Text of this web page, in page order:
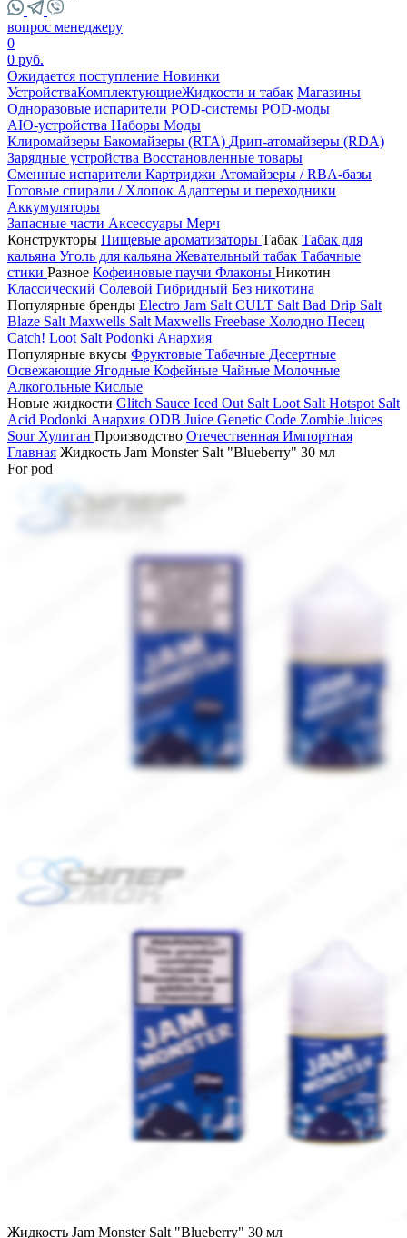
вопрос менеджеру
0
0 руб.
Ожидается поступление Новинки
УстройстваКомплектующиеЖидкости и табак Магазины
Одноразовые испарители POD-системы POD-моды
AIO-устройства Наборы Моды
Клиромайзеры Бакомайзеры (RTA) Дрип-атомайзеры (RDA)
Зарядные устройства Восстановленные товары
Сменные испарители Картриджи Атомайзеры / RBA-базы
Готовые спирали / Хлопок Адаптеры и переходники
Аккумуляторы
Запасные части Аксессуары Мерч
Конструкторы Пищевые ароматизаторы Табак Табак для
кальяна Уголь для кальяна Жевательный табак Табачные
стики Разное Кофеиновые паучи Флаконы Никотин
Классический Солевой Гибридный Без никотина
Популярные бренды Electro Jam Salt CULT Salt Bad Drip Salt
Blaze Salt Maxwells Salt Maxwells Freebase Холодно Песец
Catch! Loot Salt Podonki Анархия
Популярные вкусы Фруктовые Табачные Десертные
Освежающие Ягодные Кофейные Чайные Молочные
Алкогольные Кислые
Новые жидкости Glitch Sauce Iced Out Salt Loot Salt Hotspot Salt
Acid Podonki Анархия ODB Juice Genetic Code Zombie Juices
Sour Хулиган Производство Отечественная Импортная
Главная Жидкость Jam Monster Salt "Blueberry" 30 мл
For pod
Жидкость Jam Monster Salt "Blueberry" 30 мл